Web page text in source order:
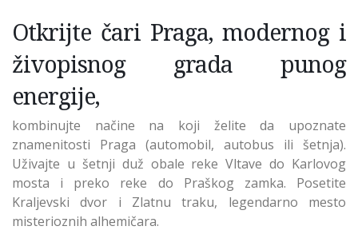
Otkrijte čari Praga, modernog i
živopisnog grada punog
energije,
kombinujte načine na koji želite da upoznate
znamenitosti Praga (automobil, autobus ili šetnja).
Uživajte u šetnji duž obale reke Vltave do Karlovog
mosta i preko reke do Praškog zamka. Posetite
Kraljevski dvor i Zlatnu traku, legendarno mesto
misterioznih alhemičara.